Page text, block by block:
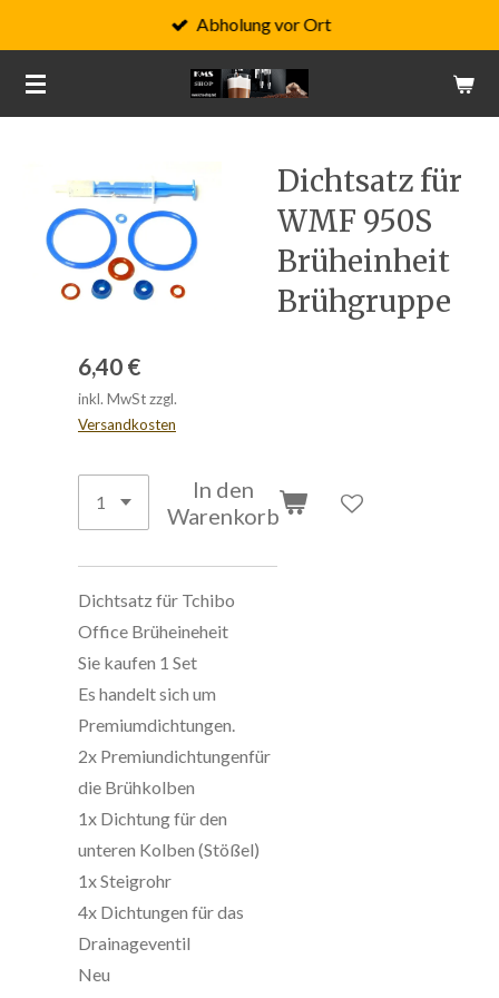
Hauptinhalt
springen
Abholung vor Ort
Dichtsatz für
WMF 950S
Brüheinheit
Brühgruppe
6,40 €
inkl. MwSt zzgl.
Versandkosten
In den
Warenkorb
Dichtsatz für Tchibo
Office Brüheineheit
Sie kaufen 1 Set
Es handelt sich um
Premiumdichtungen.
2x Premiundichtungenfür
die Brühkolben
1x Dichtung für den
unteren Kolben (Stößel)
1x Steigrohr
4x Dichtungen für das
Drainageventil
Neu